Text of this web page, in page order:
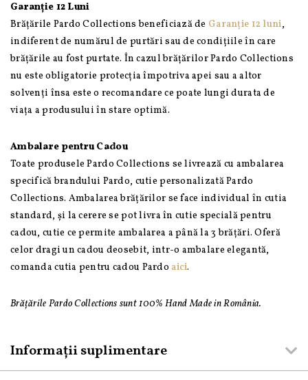
Garanție 12 Luni
Brățările Pardo Collections beneficiază de Garanție 12 luni,
indiferent de numărul de purtări sau de condițiile în care
brățările au fost purtate. În cazul brățărilor Pardo Collections
nu este obligatorie protecția împotriva apei sau a altor
solvenți însa este o recomandare ce poate lungi durata de
viața a produsului în stare optimă.
Ambalare pentru Cadou
Toate produsele Pardo Collections se livrează cu ambalarea
specifică brandului Pardo, cutie personalizată Pardo
Collections. Ambalarea brățărilor se face individual în cutia
standard, și la cerere se pot livra în cutie specială pentru
cadou, cutie ce permite ambalarea a până la 3 brățări. Oferă
celor dragi un cadou deosebit, intr-o ambalare elegantă,
comanda cutia pentru cadou Pardo aici.
Brățările Pardo Collections sunt 100% Hand Made in România.
Informații suplimentare